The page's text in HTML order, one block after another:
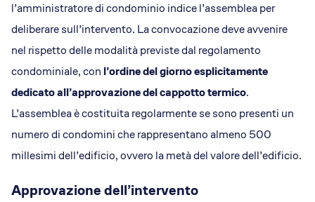
l’amministratore di condominio indice l’assemblea per
deliberare sull’intervento. La convocazione deve avvenire
nel rispetto delle modalità previste dal regolamento
condominiale, con l’ordine del giorno esplicitamente
dedicato all’approvazione del cappotto termico.
L’assemblea è costituita regolarmente se sono presenti un
numero di condomini che rappresentano almeno 500
millesimi dell’edificio, ovvero la metà del valore dell’edificio.
Approvazione dell’intervento